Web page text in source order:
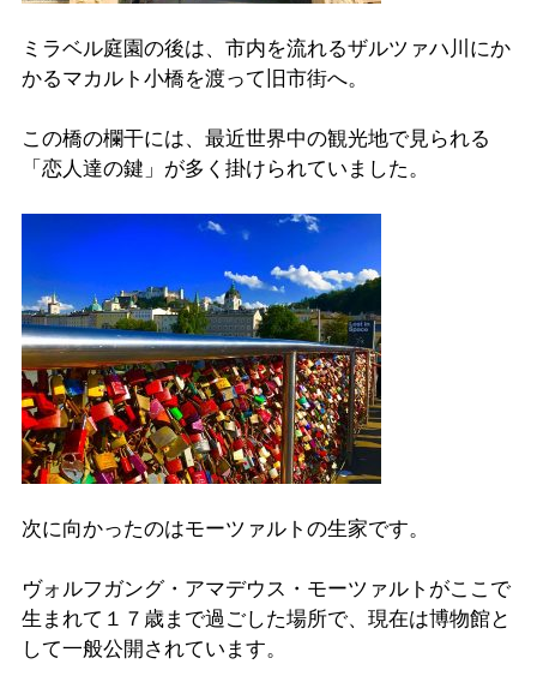
ミラベル庭園の後は、市内を流れるザルツァハ川にか
かるマカルト小橋を渡って旧市街へ。
この橋の欄干には、最近世界中の観光地で見られる
「恋人達の鍵」が多く掛けられていました。
次に向かったのはモーツァルトの生家です。
ヴォルフガング・アマデウス・モーツァルトがここで
生まれて１７歳まで過ごした場所で、現在は博物館と
して一般公開されています。